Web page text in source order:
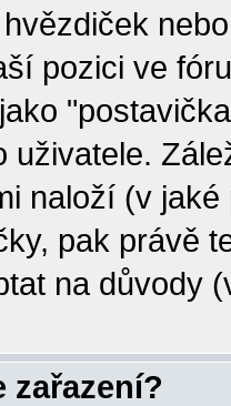
pozici ve
uživatele.
naloží (v
pak právě
na důvody
zařazení?